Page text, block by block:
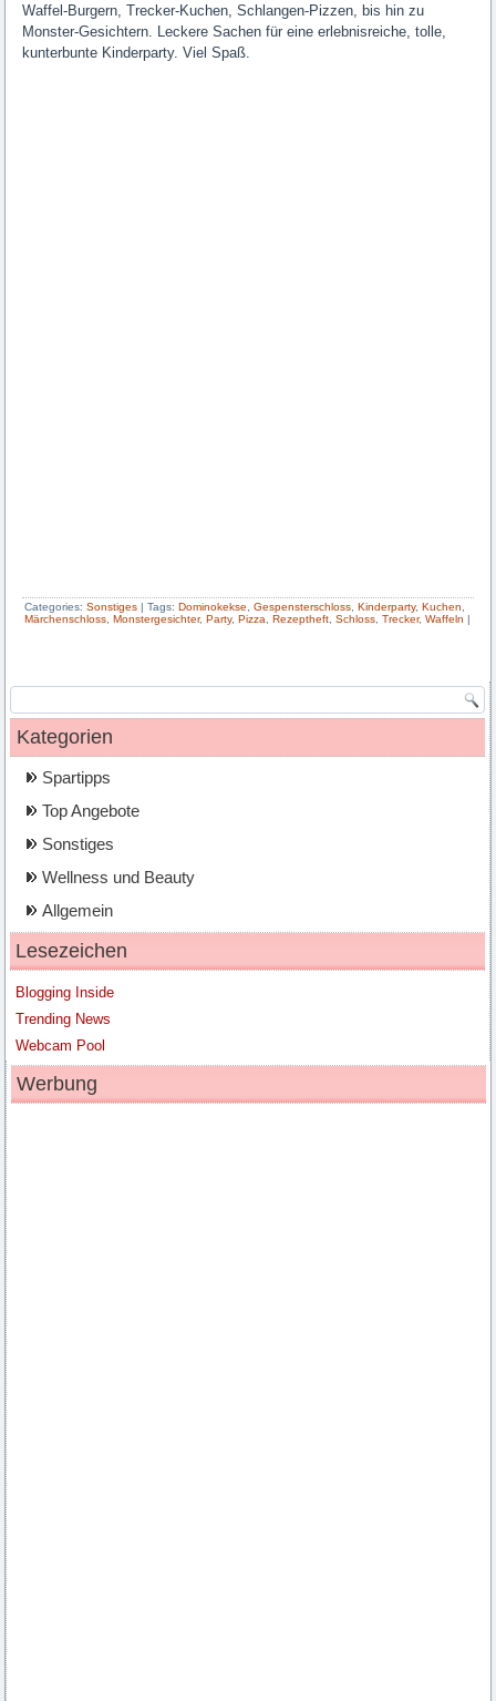
Waffel-Burgern, Trecker-Kuchen, Schlangen-Pizzen, bis hin zu
Monster-Gesichtern. Leckere Sachen für eine erlebnisreiche, tolle,
kunterbunte Kinderparty. Viel Spaß.
Categories:Sonstiges |Tags: Dominokekse,Gespensterschloss, Kinderparty, Kuchen,
Märchenschloss, Monstergesichter, Party, Pizza, Rezeptheft,Schloss,Trecker,Waffeln
Kategorien
Spartipps
Top Angebote
Sonstiges
Wellness und Beauty
Allgemein
Lesezeichen
Blogging Inside
Trending News
Webcam Pool
Werbung